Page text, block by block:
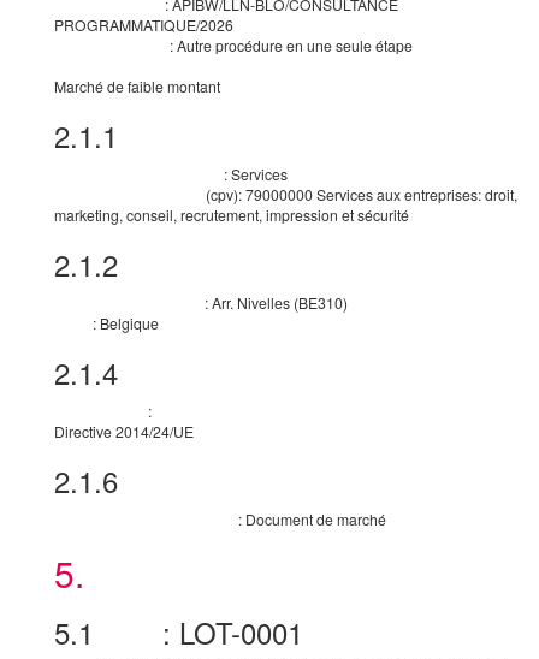
:APIBW/LLN-BLO/CONSULTANCE
PROGRAMMATIQUE/2026
:Autre procédure en une seule étape
Marché de faible montant
2.1.1
:Services
(cpv):79000000Services aux entreprises: droit,
marketing, conseil, recrutement, impression et sécurité
2.1.2
:Arr. Nivelles (BE310)
: Belgique
2.1.4
:
Directive 2014/24/UE
2.1.6
: Document de marché
5.
5.1 : LOT-0001